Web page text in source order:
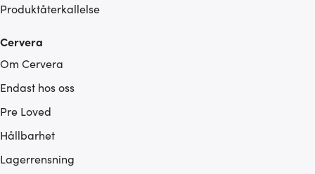
Produktåterkallelse
Cervera
Om Cervera
Endast hos oss
Pre Loved
Hållbarhet
Lagerrensning